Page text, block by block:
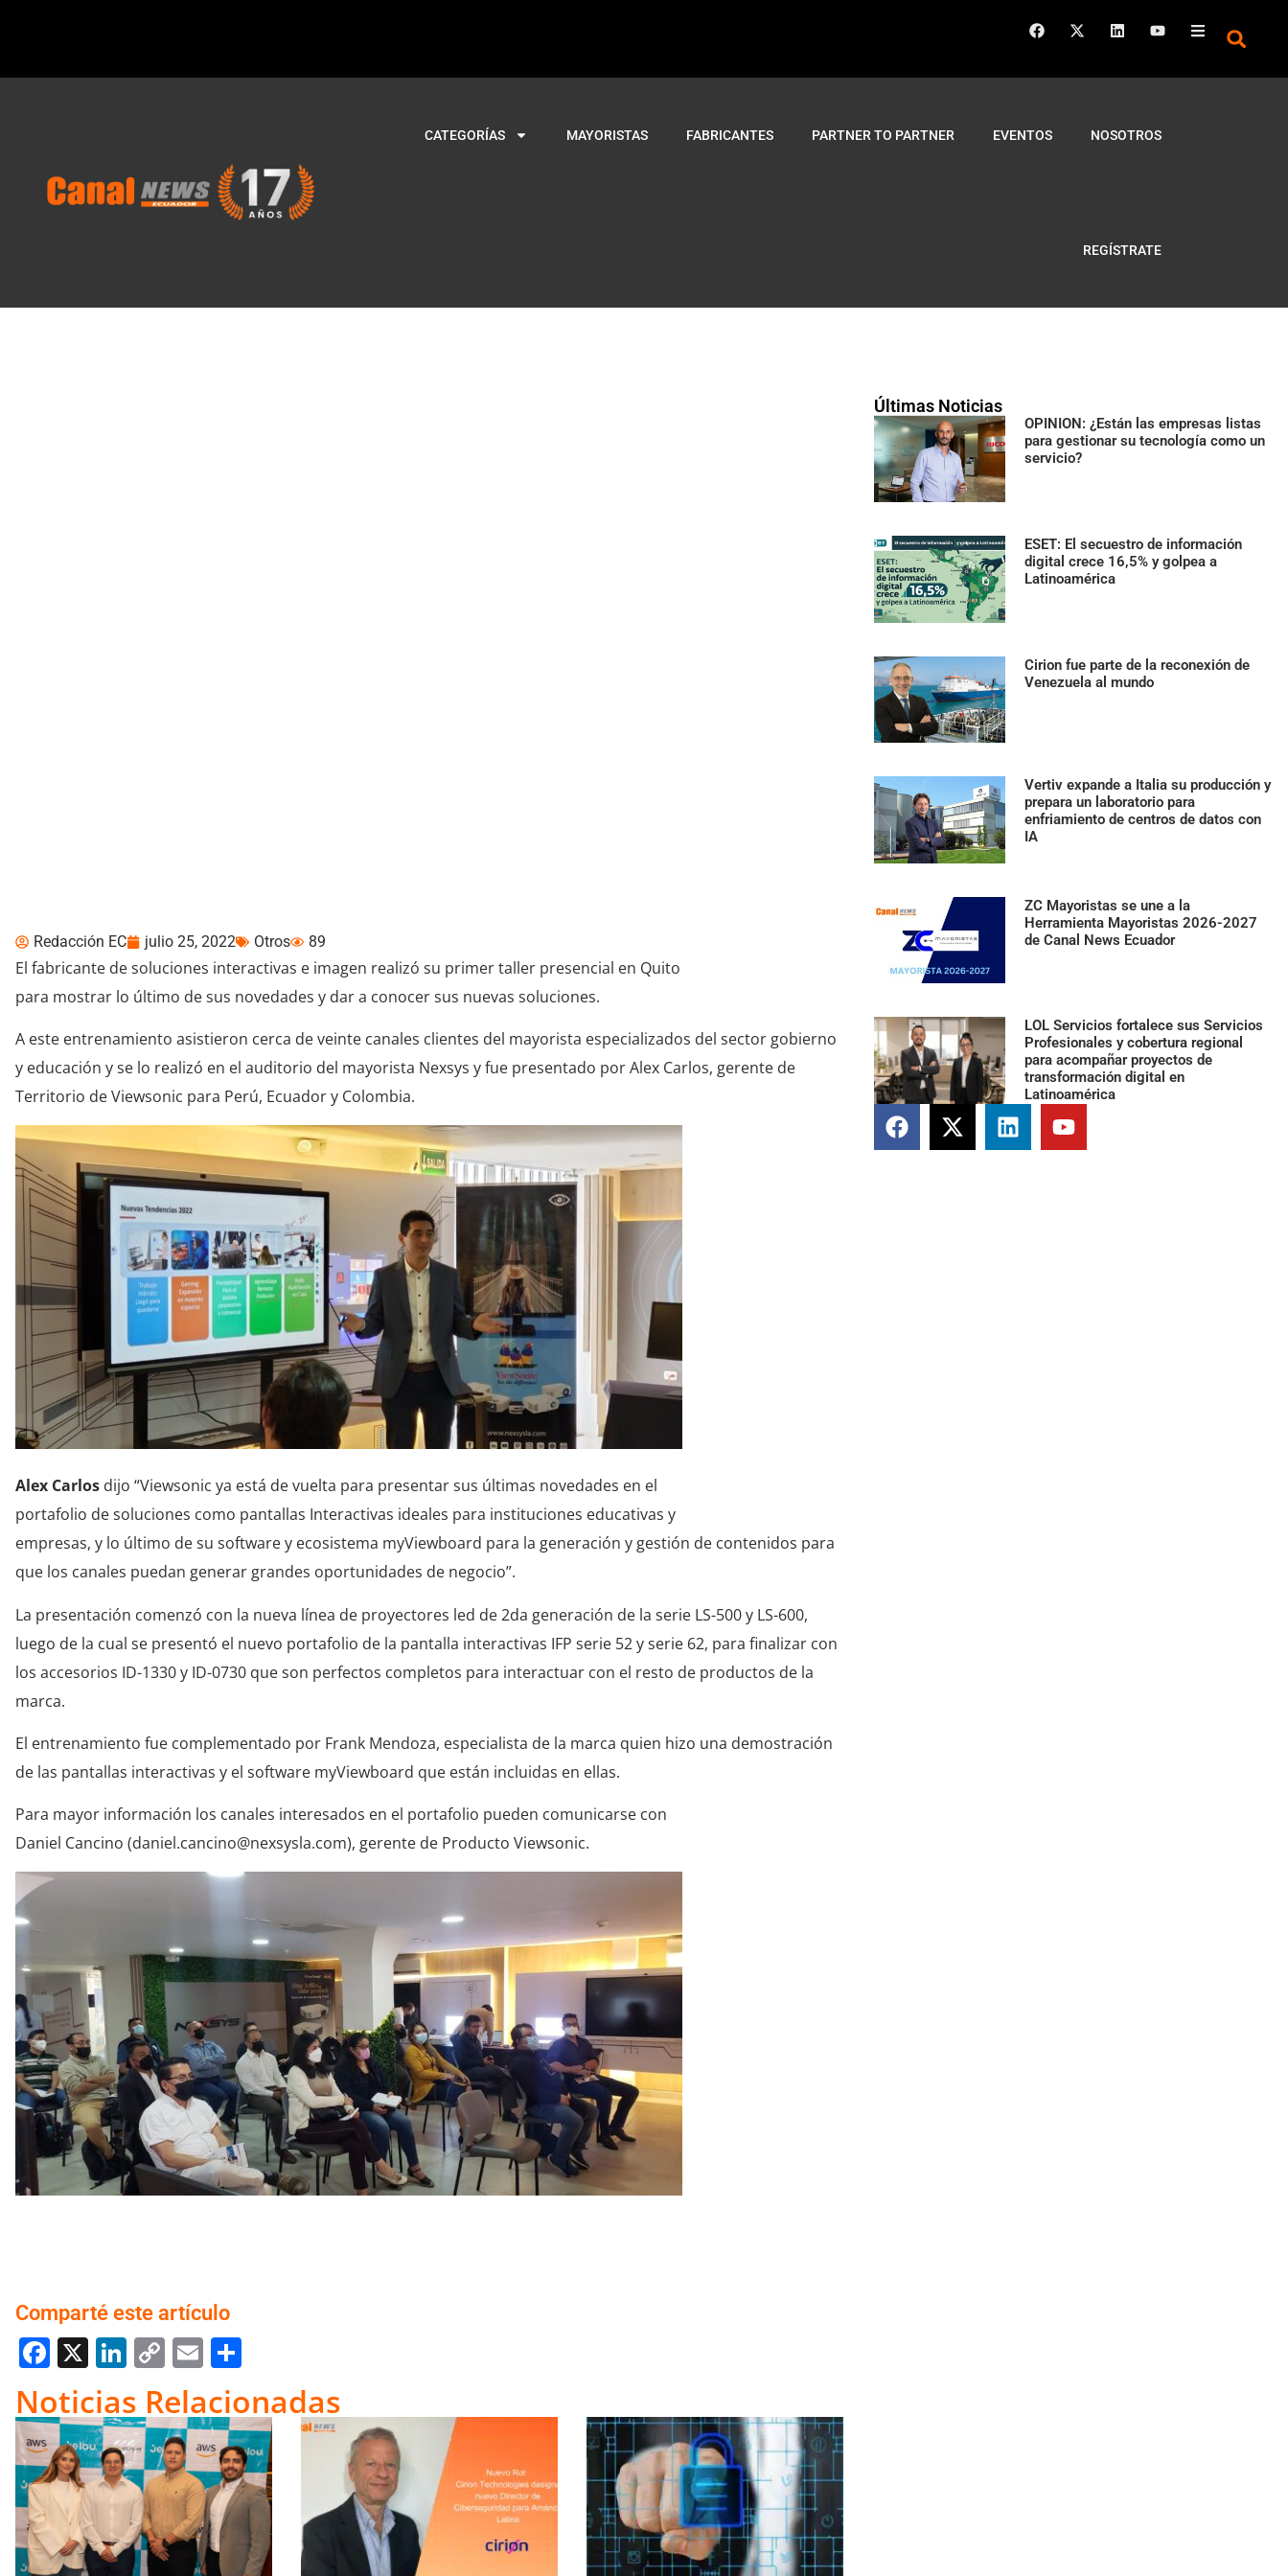
CATEGORÍAS MAYORISTAS FABRICANTES PARTNER TO PARTNER EVENTOS NOSOTROS
REGÍSTRATE
Últimas Noticias
OPINION: ¿Están las empresas listas
para gestionar su tecnología como un
servicio?
ESET: El secuestro de información
digital crece 16,5% y golpea a
Latinoamérica
Cirion fue parte de la reconexión de
Venezuela al mundo
Vertiv expande a Italia su producción y
prepara un laboratorio para
enfriamiento de centros de datos con
IA
ZC Mayoristas se une a la
Herramienta Mayoristas 2026-2027
de Canal News Ecuador
LOL Servicios fortalece sus Servicios
Profesionales y cobertura regional
para acompañar proyectos de
transformación digital en
Latinoamérica
Redacción EC julio 25, 2022 Otros 89
El fabricante de soluciones interactivas e imagen realizó su primer taller presencial en Quito
para mostrar lo último de sus novedades y dar a conocer sus nuevas soluciones.
A este entrenamiento asistieron cerca de veinte canales clientes del mayorista especializados del sector gobierno
y educación y se lo realizó en el auditorio del mayorista Nexsys y fue presentado por Alex Carlos, gerente de
Territorio de Viewsonic para Perú, Ecuador y Colombia.
Alex Carlos dijo “Viewsonic ya está de vuelta para presentar sus últimas novedades en el
portafolio de soluciones como pantallas Interactivas ideales para instituciones educativas y
empresas, y lo último de su software y ecosistema myViewboard para la generación y gestión de contenidos para
que los canales puedan generar grandes oportunidades de negocio”.
La presentación comenzó con la nueva línea de proyectores led de 2da generación de la serie LS-500 y LS-600,
luego de la cual se presentó el nuevo portafolio de la pantalla interactivas IFP serie 52 y serie 62, para finalizar con
los accesorios ID-1330 y ID-0730 que son perfectos completos para interactuar con el resto de productos de la
marca.
El entrenamiento fue complementado por Frank Mendoza, especialista de la marca quien hizo una demostración
de las pantallas interactivas y el software myViewboard que están incluidas en ellas.
Para mayor información los canales interesados en el portafolio pueden comunicarse con
Daniel Cancino (daniel.cancino@nexsysla.com), gerente de Producto Viewsonic.
Comparté este artículo
Facebook
X LinkedIn
Copy
Link
Email
Noticias Relacionadas